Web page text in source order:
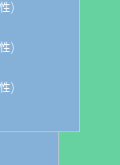
)
)
)